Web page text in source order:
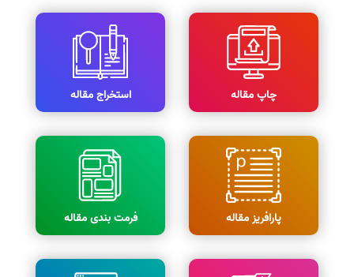
چاپ مقاله استخراج مقاله
پارافریز مقاله فرمت بندی مقاله